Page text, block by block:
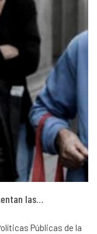
las…
Públicas de la